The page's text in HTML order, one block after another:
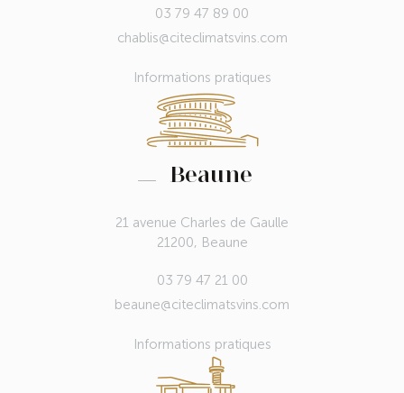
03 79 47 89 00
chablis@citeclimatsvins.com
Informations pratiques
Beaune
21 avenue Charles de Gaulle
21200, Beaune
03 79 47 21 00
beaune@citeclimatsvins.com
Informations pratiques